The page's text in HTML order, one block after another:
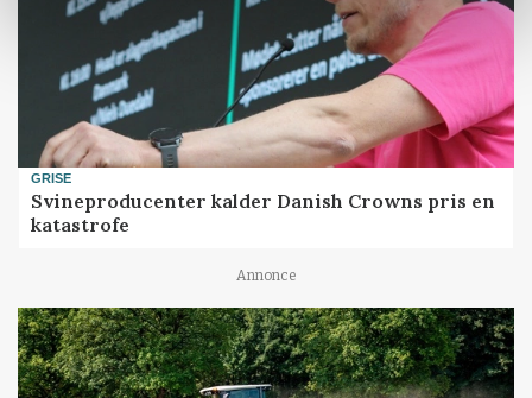
GRISE
Svineproducenter kalder Danish Crowns pris en
katastrofe
Annonce